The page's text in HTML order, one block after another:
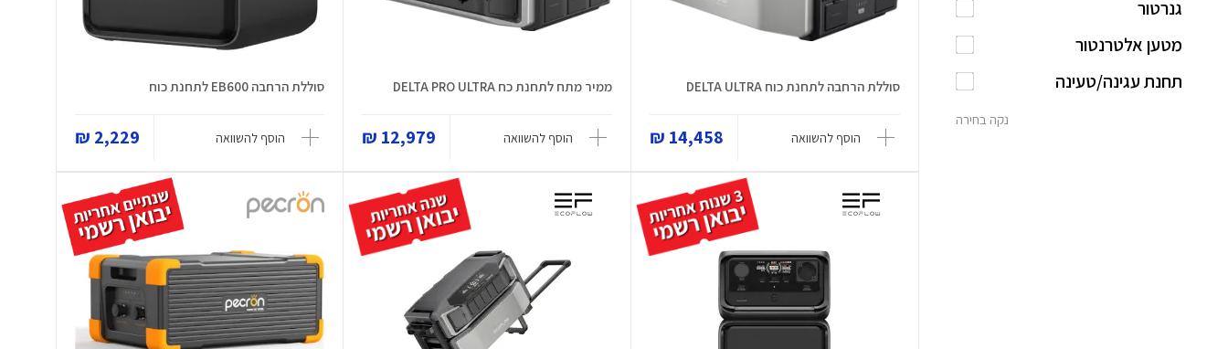
סוללת הרחבה לתחנת כוח DELTA ULTRA
הוסף להשוואה 14,458 ₪
ממיר מתח לתחנת כח DELTA PRO ULTRA
הוסף להשוואה 12,979 ₪
סוללת הרחבה EB600 לתחנת כוח
הוסף להשוואה 2,229 ₪
גנרטור
מטען אלטרנטור
תחנת עגינה/טעינה
נקה בחירה